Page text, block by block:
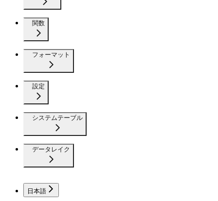
関数
フォーマット
設定
システムテーブル
データレイク
日本語